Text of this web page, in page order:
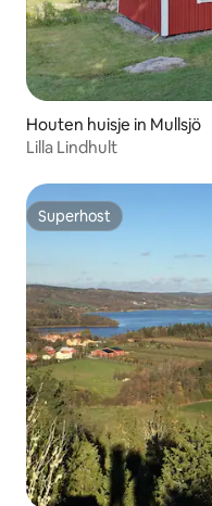
Houten huisje in Mullsjö
Lilla Lindhult
Superhost
Superhost